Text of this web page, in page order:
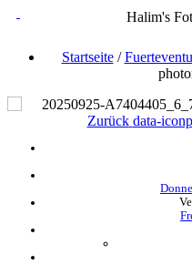
Halim's
Startseite/
Zurück data-